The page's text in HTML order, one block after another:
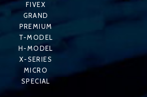
FIVEX
GRAND
PREMIUM
T-MODEL
H-MODEL
X-SERIES
MICRO
SPECIAL